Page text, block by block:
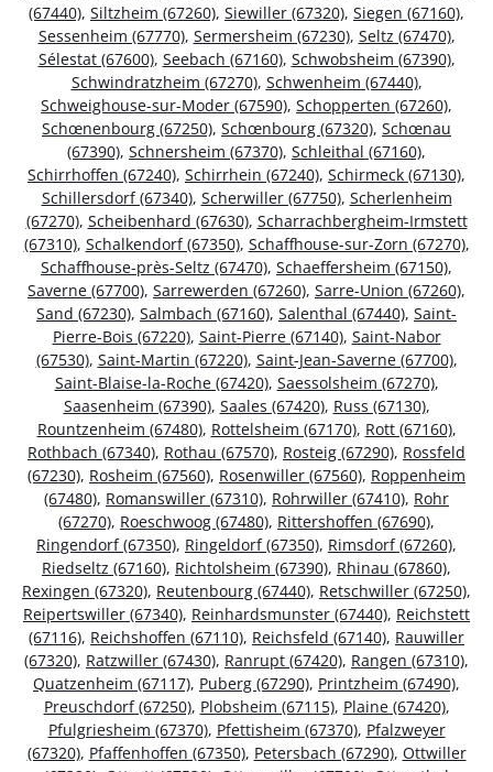
(67440), Siltzheim (67260), Siewiller (67320), Siegen (67160),
Sessenheim (67770), Sermersheim (67230), Seltz (67470),
Sélestat (67600), Seebach (67160), Schwobsheim (67390),
Schwindratzheim (67270), Schwenheim (67440),
Schweighouse-sur-Moder (67590), Schopperten (67260),
Schœnenbourg (67250), Schœnbourg (67320), Schœnau
(67390), Schnersheim (67370), Schleithal (67160),
Schirrhoffen (67240), Schirrhein (67240), Schirmeck (67130),
Schillersdorf (67340), Scherwiller (67750), Scherlenheim
(67270), Scheibenhard (67630), Scharrachbergheim-Irmstett
(67310), Schalkendorf (67350), Schaffhouse-sur-Zorn (67270),
Schaffhouse-près-Seltz (67470), Schaeffersheim (67150),
Saverne (67700), Sarrewerden (67260), Sarre-Union (67260),
Sand (67230), Salmbach (67160), Salenthal (67440), Saint-
Pierre-Bois (67220), Saint-Pierre (67140), Saint-Nabor
(67530), Saint-Martin (67220), Saint-Jean-Saverne (67700),
Saint-Blaise-la-Roche (67420), Saessolsheim (67270),
Saasenheim (67390), Saales (67420), Russ (67130),
Rountzenheim (67480), Rottelsheim (67170), Rott (67160),
Rothbach (67340), Rothau (67570), Rosteig (67290), Rossfeld
(67230), Rosheim (67560), Rosenwiller (67560), Roppenheim
(67480), Romanswiller (67310), Rohrwiller (67410), Rohr
(67270), Roeschwoog (67480), Rittershoffen (67690),
Ringendorf (67350), Ringeldorf (67350), Rimsdorf (67260),
Riedseltz (67160), Richtolsheim (67390), Rhinau (67860),
Rexingen (67320), Reutenbourg (67440), Retschwiller (67250),
Reipertswiller (67340), Reinhardsmunster (67440), Reichstett
(67116), Reichshoffen (67110), Reichsfeld (67140), Rauwiller
(67320), Ratzwiller (67430), Ranrupt (67420), Rangen (67310),
Quatzenheim (67117), Puberg (67290), Printzheim (67490),
Preuschdorf (67250), Plobsheim (67115), Plaine (67420),
Pfulgriesheim (67370), Pfettisheim (67370), Pfalzweyer
(67320), Pfaffenhoffen (67350), Petersbach (67290), Ottwiller